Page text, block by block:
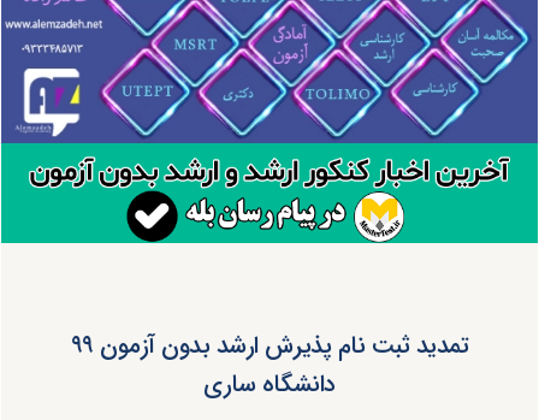
تمدید ثبت نام پذیرش ارشد بدون آزمون ۹۹
دانشگاه ساری